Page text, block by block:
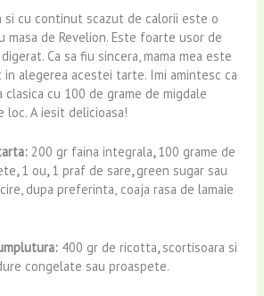
si cu continut scazut de calorii este o
masa de Revelion. Este foarte usor de
Ca sa fiu sincera, mama mea este
in alegerea acestei tarte. Imi amintesc ca
cu 100 de grame de migdale
loc. A iesit delicioasa!
200 gr faina integrala,100 grame de
,1 ou,1 praf de sare,green sugar sau
dupa preferinta, coaja rasa de lamaie
400 gr de ricotta,scortisoara si
congelate sau proaspete.